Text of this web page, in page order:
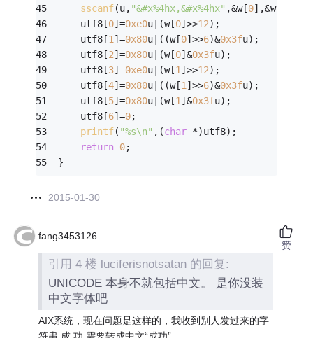
sscanf(u, "&#x%4hx,&#x%4hx" ,&w[0],&w[
    utf8[
0]=0xe0u|(w[0]>>12);
    utf8[
1]=0x80u|((w[0]>>6)&0x3fu);
    utf8[
2]=0x80u|(w[0]&0x3fu);
    utf8[
3]=0xe0u|(w[1]>>12);
    utf8[
4]=0x80u|((w[1]>>6)&0x3fu);
    utf8[
5]=0x80u|(w[1]&0x3fu);
    utf8[
6]=0;
printf( "%s\n" ,(char *)utf8);
return 0;
}
2015-01-30
fang3453126
引用 4 楼 luciferisnotsatan 的回复:
UNICODE 本身不就包括中文。 是你没装
中文字体吧
AIX系统，现在问题是这样的，我收到别人发过来的字
赞